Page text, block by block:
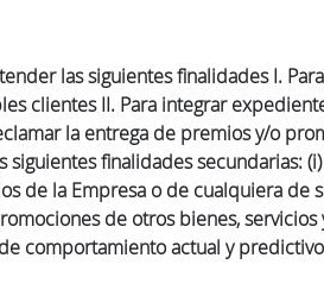
las siguientes finalidades I.
clientes II. Para integrar
la entrega de premios y/o
finalidades secundarias:
de la Empresa o de cualquiera de
de otros bienes,
actual y predictivo